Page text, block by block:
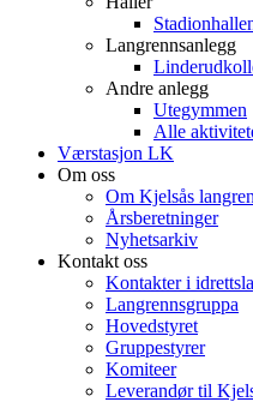
Langrennsanlegg
Andre anlegg
Utegymmen
Alle
Værstasjon LK
Om oss
Om Kjelsås
Årsberetninger
Nyhetsarkiv
Kontakt oss
Kontakter i
Langrennsgruppa
Hovedstyret
Gruppestyrer
Komiteer
Leverandør til